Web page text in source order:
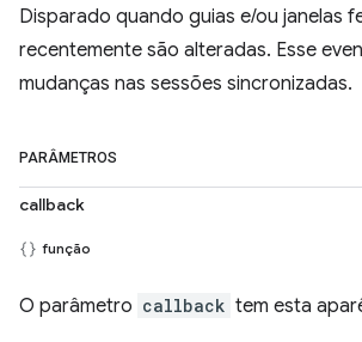
Disparado quando guias e/ou janelas
recentemente são alteradas. Esse
mudanças nas sessões sincronizadas.
PARÂMETROS
callback
função
O parâmetro callback tem esta